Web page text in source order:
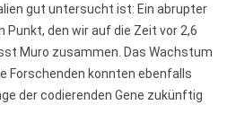
gut untersucht ist: Ein abrupter
Punkt, den wir auf die Zeit vor 2,6
Muro zusammen. Das Wachstum
Forschenden konnten ebenfalls
der codierenden Gene zukünftig